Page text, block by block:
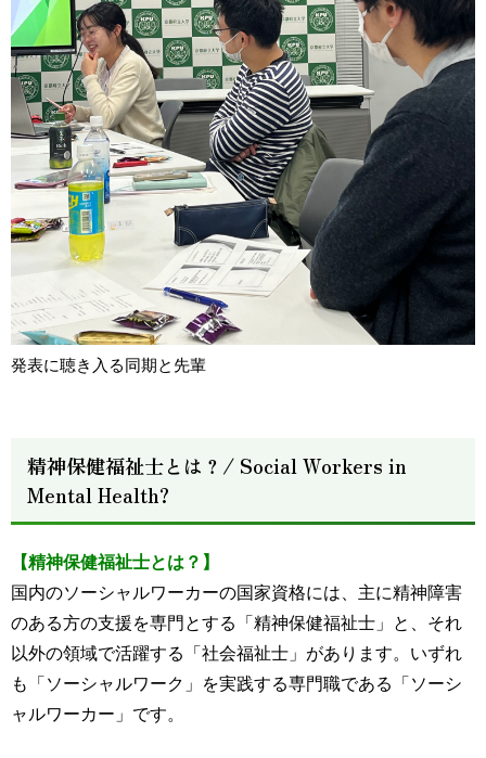
発表に聴き入る同期と先輩
精神保健福祉士とは？/ Social Workers in
Mental Health?
【精神保健福祉士とは？】
国内のソーシャルワーカーの国家資格には、主に精神障害
のある方の支援を専門とする「精神保健福祉士」と、それ
以外の領域で活躍する「社会福祉士」があります。いずれ
も「ソーシャルワーク」を実践する専門職である「ソーシ
ャルワーカー」です。